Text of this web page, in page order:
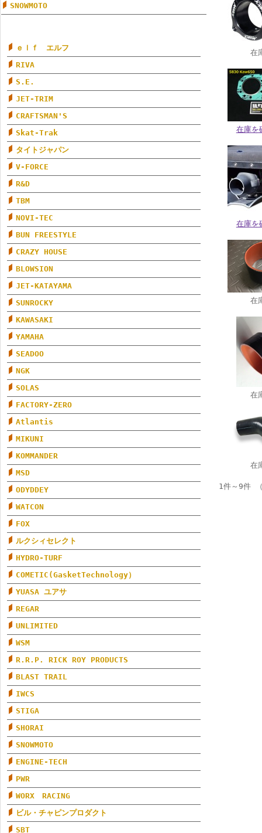
SNOWMOTO
ｅｌｆ エルフ
RIVA
S.E.
JET-TRIM
CRAFTSMAN'S
Skat-Trak
タイトジャパン
V-FORCE
R&D
TBM
NOVI-TEC
BUN FREESTYLE
CRAZY HOUSE
BLOWSION
JET-KATAYAMA
SUNROCKY
KAWASAKI
YAMAHA
SEADOO
NGK
SOLAS
FACTORY-ZERO
Atlantis
MIKUNI
KOMMANDER
MSD
ODYDDEY
WATCON
FOX
ルクシィセレクト
HYDRO-TURF
COMETIC(GasketTechnology）
YUASA ユアサ
REGAR
UNLIMITED
WSM
R.R.P. RICK ROY PRODUCTS
BLAST TRAIL
IWCS
STIGA
SHORAI
SNOWMOTO
ENGINE-TECH
PWR
WORX RACING
ビル・チャピンプロダクト
SBT
在
在庫を
在庫を
在
在
在
1件～9件